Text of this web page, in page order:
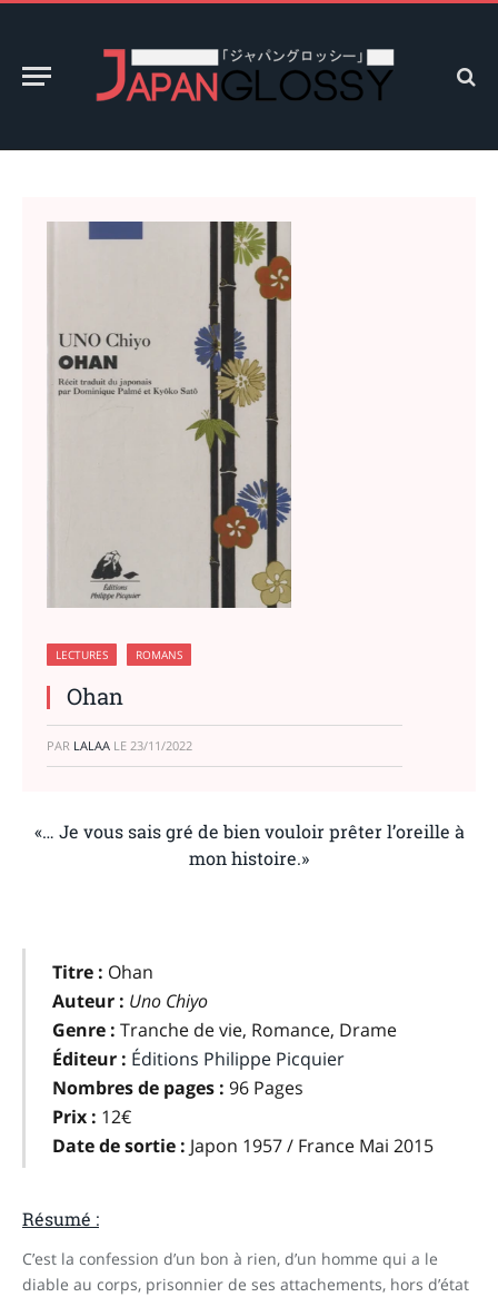
LECTURES ROMANS
Ohan
PAR LALAA LE 23/11/2022
«… Je vous sais gré de bien vouloir prêter l’oreille à
mon histoire.»
Titre : Ohan
Auteur : Uno Chiyo
Genre : Tranche de vie, Romance, Drame
Éditeur : Éditions Philippe Picquier
Nombres de pages : 96 Pages
Prix : 12€
Date de sortie : Japon 1957 / France Mai 2015
Résumé :
C’est la confession d’un bon à rien, d’un homme qui a le
diable au corps, prisonnier de ses attachements, hors d’état